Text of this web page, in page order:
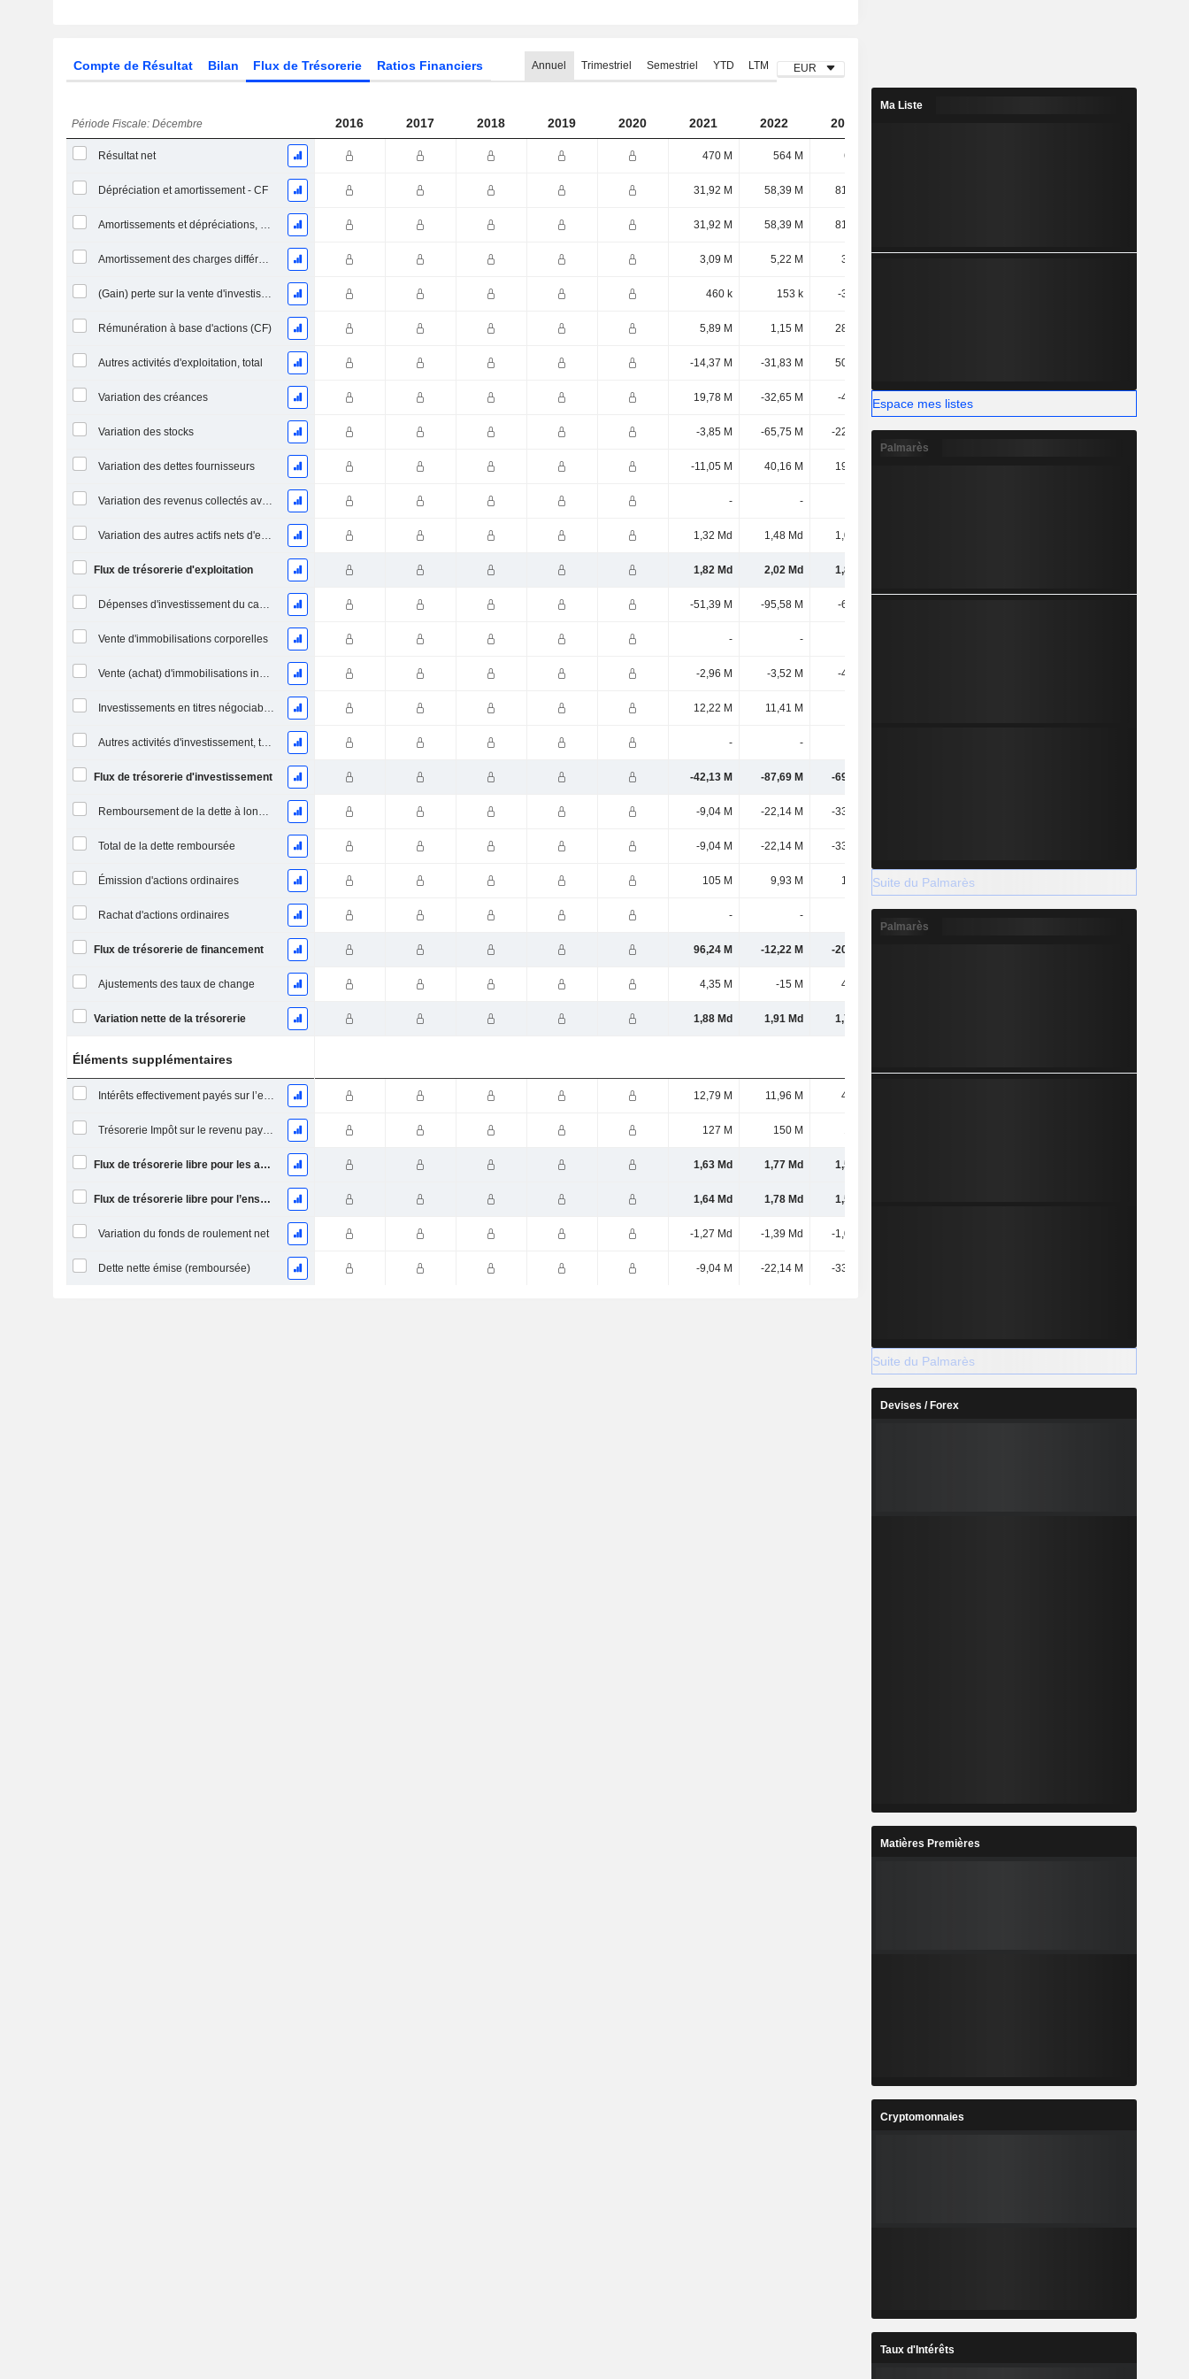
Compte de Résultat Bilan Flux de Trésorerie Ratios Financiers Annuel Trimestriel Semestriel YTD LTM EUR
Période Fiscale: Décembre 2016 2017 2018 2019 2020 2021 2022 2023
Résultat net 470 M 564 M 698 M
Dépréciation et amortissement - CF 31,92 M 58,39 M 81,93 M
Amortissements et dépréciations, Total 31,92 M 58,39 M 81,93 M
Amortissement des charges différées, Total - (CF) 3,09 M 5,22 M 3,52 M
(Gain) perte sur la vente d'investissements - (CF) 460 k 153 k -3,21 M
Rémunération à base d'actions (CF) 5,89 M 1,15 M 28,05 M
Autres activités d'exploitation, total -14,37 M -31,83 M 50,02 M
Variation des créances 19,78 M -32,65 M -45,1 M
Variation des stocks -3,85 M -65,75 M -22,88 M 4,65 M 22,89 M
Variation des dettes fournisseurs -11,05 M 40,16 M 19,56 M
Variation des revenus collectés avant livraison - -
Variation des autres actifs nets d'exploitation 1,32 Md 1,48 Md 1,06 Md
Flux de trésorerie d'exploitation 1,82 Md 2,02 Md 1,87 Md
Dépenses d'investissement du capital (CAPEX) -51,39 M -95,58 M -65,6 M
Vente d'immobilisations corporelles - -
Vente (achat) d'immobilisations incorporelles -2,96 M -3,52 M -4,14 M
Investissements en titres négociables et en actions, total 12,22 M 11,41 M
Autres activités d'investissement, total - -
Flux de trésorerie d'investissement -42,13 M -87,69 M -69,74 M
Remboursement de la dette à long terme, total -9,04 M -22,14 M -33,81 M
Total de la dette remboursée -9,04 M -22,14 M -33,81 M
Émission d'actions ordinaires 105 M 9,93 M 13,2 M 112 M
Rachat d'actions ordinaires - -
Flux de trésorerie de financement 96,24 M -12,22 M -20,61 M
Ajustements des taux de change 4,35 M -15 M 4,95 M
Variation nette de la trésorerie 1,88 Md 1,91 Md 1,78 Md
Éléments supplémentaires
Intérêts effectivement payés sur l’exercice 12,79 M 11,96 M 4,78 M
Trésorerie Impôt sur le revenu payé (remboursement)Impôt effectivement payé (remboursé) sur l’exercice 127 M 150 M
Flux de trésorerie libre pour les actionnaires FCFE 1,63 Md 1,77 Md 1,54 Md
Flux de trésorerie libre pour l’ensemble des pourvoyeurs de fonds (créanciers et actionnaires) FCFF 1,64 Md 1,78 Md 1,54 Md
Variation du fonds de roulement net -1,27 Md -1,39 Md -1,06 Md
Dette nette émise (remboursée) -9,04 M -22,14 M -33,81 M
Ma Liste
Espace mes listes
Palmarès
Suite du Palmarès
Palmarès
Suite du Palmarès
Devises / Forex
Matières Premières
Cryptomonnaies
Taux d'Intérêts